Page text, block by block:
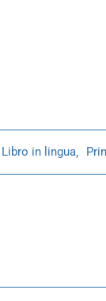
Libro in lingua,